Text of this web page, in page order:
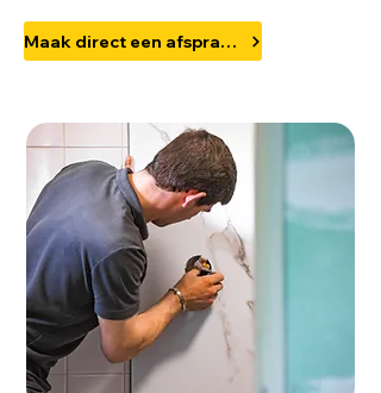
Maak direct een afspraak